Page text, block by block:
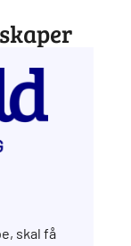
skal få